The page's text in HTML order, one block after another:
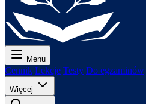
Menu
Cennik Lekcje Testy Do egzaminów
Więcej